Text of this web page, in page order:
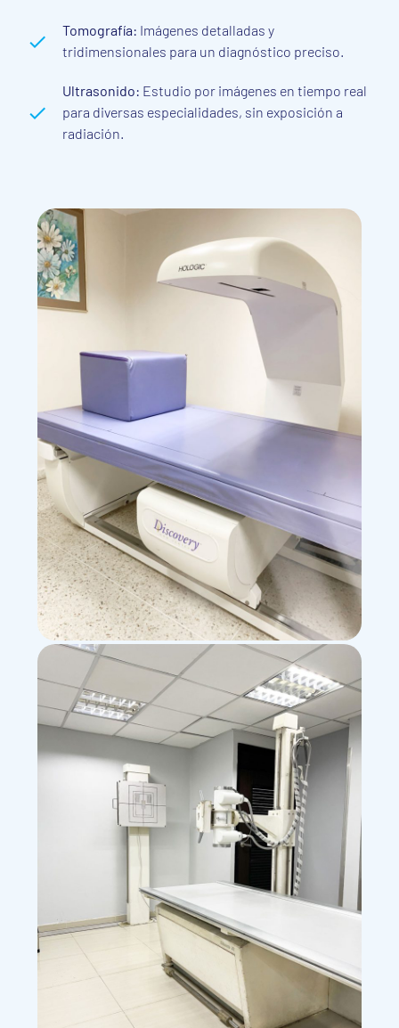
Tomografía: Imágenes detalladas y
tridimensionales para un diagnóstico preciso.
Ultrasonido: Estudio por imágenes en tiempo real
para diversas especialidades, sin exposición a
radiación.